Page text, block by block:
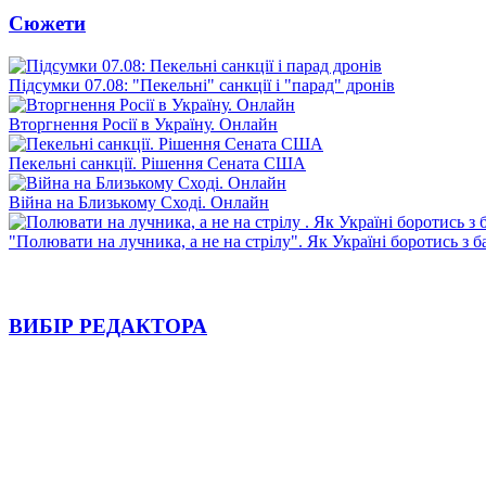
Сюжети
Підсумки 07.08: "Пекельні" санкції і "парад" дронів
Вторгнення Росії в Україну. Онлайн
Пекельні санкції. Рішення Сената США
Війна на Близькому Сході. Онлайн
"Полювати на лучника, а не на стрілу". Як Україні боротись з
ВИБІР РЕДАКТОРА